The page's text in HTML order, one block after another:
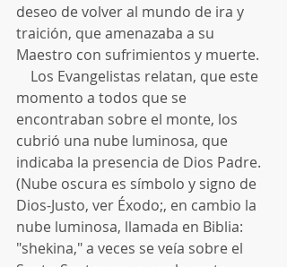
deseo de volver al mundo de ira y
traición, que amenazaba a su
Maestro con sufrimientos y muerte.
momento a todos que se
encontraban sobre el monte, los
cubrió una nube luminosa, que
indicaba la presencia de Dios Padre.
(Nube oscura es símbolo y signo de
Dios-Justo, ver Éxodo;, en cambio la
nube luminosa, llamada en Biblia:
"shekina," a veces se veía sobre el